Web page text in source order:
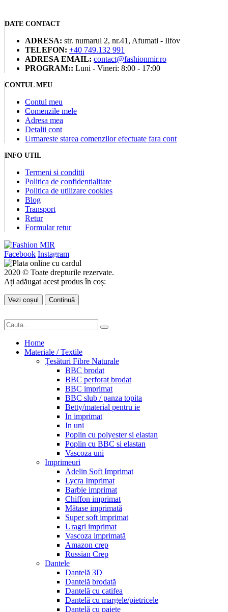
DATE CONTACT
ADRESA: str. numarul 2, nr.41, Afumati - Ilfov
TELEFON: +40 749.132 991
ADRESA EMAIL: contact@fashionmir.ro
PROGRAM:: Luni - Vineri: 8:00 - 17:00
CONTUL MEU
Contul meu
Comenzile mele
Adresa mea
Detalii cont
Urmareste starea comenzilor efectuate fara cont
INFO UTIL
Termeni si conditii
Politica de confidentialitate
Politica de utilizare cookies
Blog
Transport
Retur
Formular retur
Facebook Instagram
2020 © Toate drepturile rezervate.
Ați adăugat acest produs în coș:
Vezi coșul Continuă
Home
Materiale / Textile
Țesături Fibre Naturale
BBC brodat
BBC perforat brodat
BBC imprimat
BBC slub / panza topita
Betty/material pentru ie
In imprimat
In uni
Poplin cu polyester si elastan
Poplin cu BBC si elastan
Vascoza uni
Imprimeuri
Adelin Soft Imprimat
Lycra Imprimat
Barbie imprimat
Chiffon imprimat
Mătase imprimată
Super soft imprimat
Uragri imprimat
Vascoza imprimată
Amazon crep
Russian Crep
Dantele
Dantelă 3D
Dantelă brodată
Dantelă cu catifea
Dantelă cu margele/pietricele
Dantelă cu paiete